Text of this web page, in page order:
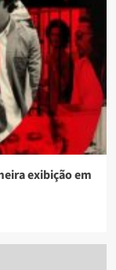
exibição em